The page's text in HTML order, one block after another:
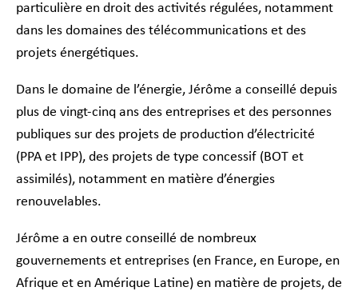
particulière en droit des activités régulées, notamment
dans les domaines des télécommunications et des
projets énergétiques.
Dans le domaine de l’énergie, Jérôme a conseillé depuis
plus de vingt-cinq ans des entreprises et des personnes
publiques sur des projets de production d’électricité
(PPA et IPP), des projets de type concessif (BOT et
assimilés), notamment en matière d’énergies
renouvelables.
Jérôme a en outre conseillé de nombreux
gouvernements et entreprises (en France, en Europe, en
Afrique et en Amérique Latine) en matière de projets, de